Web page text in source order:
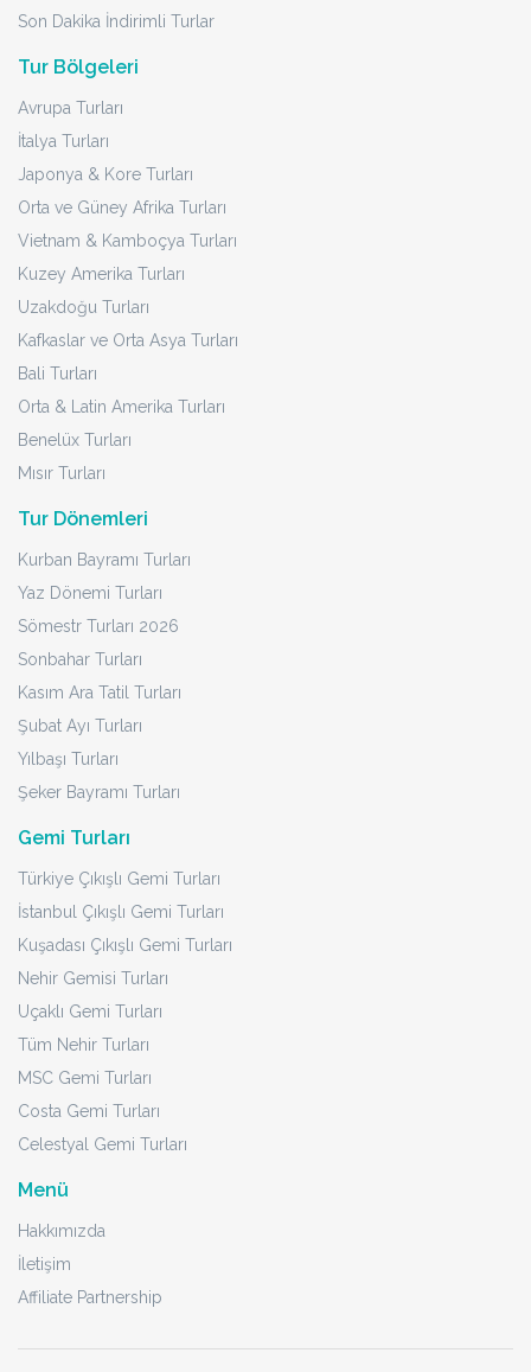
Son Dakika İndirimli Turlar
Tur Bölgeleri
Avrupa Turları
İtalya Turları
Japonya & Kore Turları
Orta ve Güney Afrika Turları
Vietnam & Kamboçya Turları
Kuzey Amerika Turları
Uzakdoğu Turları
Kafkaslar ve Orta Asya Turları
Bali Turları
Orta & Latin Amerika Turları
Benelüx Turları
Mısır Turları
Tur Dönemleri
Kurban Bayramı Turları
Yaz Dönemi Turları
Sömestr Turları 2026
Sonbahar Turları
Kasım Ara Tatil Turları
Şubat Ayı Turları
Yılbaşı Turları
Şeker Bayramı Turları
Gemi Turları
Türkiye Çıkışlı Gemi Turları
İstanbul Çıkışlı Gemi Turları
Kuşadası Çıkışlı Gemi Turları
Nehir Gemisi Turları
Uçaklı Gemi Turları
Tüm Nehir Turları
MSC Gemi Turları
Costa Gemi Turları
Celestyal Gemi Turları
Menü
Hakkımızda
İletişim
Affiliate Partnership